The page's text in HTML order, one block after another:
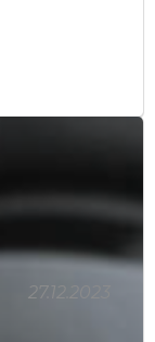
27.12.2023